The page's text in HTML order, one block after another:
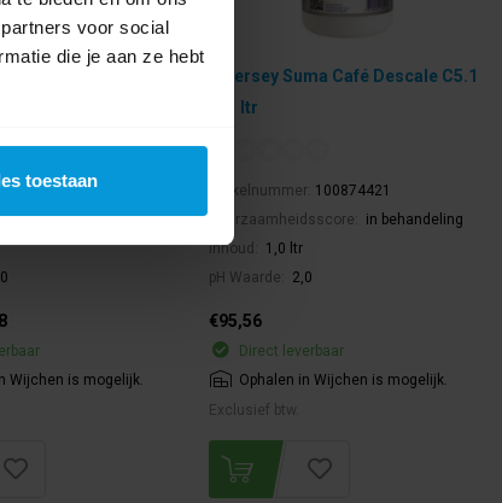
voor social
die je aan ze hebt
toestaan
712686
Duurzaamheidsscore 2
Wijchen is mogelijk.
Diversey Suma Café Descale C5.1
4x1 ltr
Artikelnummer: 100874421
Duurzaamheidsscore:
in behandeling
Inhoud:
1,0 ltr
pH Waarde:
2,0
€95,56
Direct leverbaar
Ophalen in Wijchen is mogelijk.
Exclusief btw.